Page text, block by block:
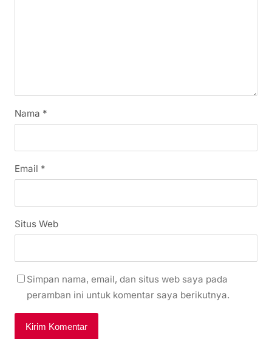
Nama *
Email *
Situs Web
Simpan nama, email, dan situs web saya pada
peramban ini untuk komentar saya berikutnya.